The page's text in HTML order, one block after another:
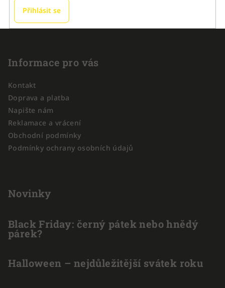
Přihlásit se
Informace pro vás
Kontakt
Doprava a platba
Napište nám
Reklamace a vrácení
Obchodní podmínky
Podmínky ochrany osobních údajů
Novinky
Black Friday: černý pátek nebo hnědý
párek?
Halloween – nejdůležitější svátek roku